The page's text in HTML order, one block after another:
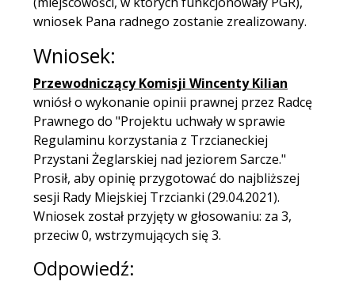
wniosek Pana radnego zostanie zrealizowany.
Wniosek:
Przewodniczący Komisji Wincenty Kilian
wniósł o wykonanie opinii prawnej przez Radcę
Prawnego do "Projektu uchwały w sprawie
Regulaminu korzystania z Trzcianeckiej
Przystani Żeglarskiej nad jeziorem Sarcze."
Prosił, aby opinię przygotować do najbliższej
sesji Rady Miejskiej Trzcianki (29.04.2021).
Wniosek został przyjęty w głosowaniu: za 3,
przeciw 0, wstrzymujących się 3.
Odpowiedź: